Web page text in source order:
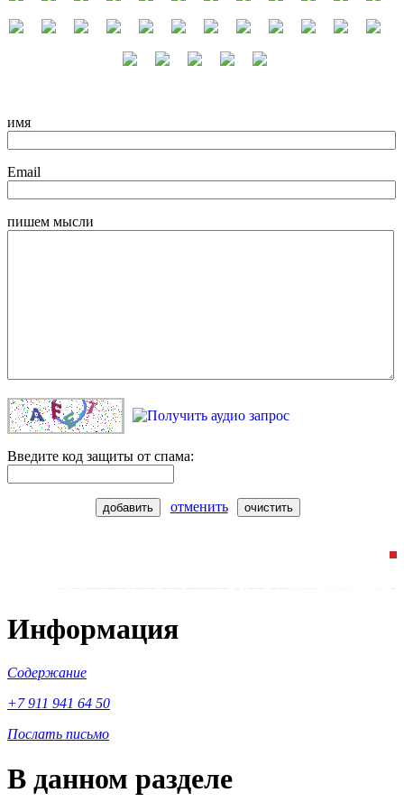
имя
Email
пишем мысли
Введите код защиты от спама:
добавить отменить очистить
Информация
Содержание
+7 911 941 64 50
Послать письмо
В данном разделе